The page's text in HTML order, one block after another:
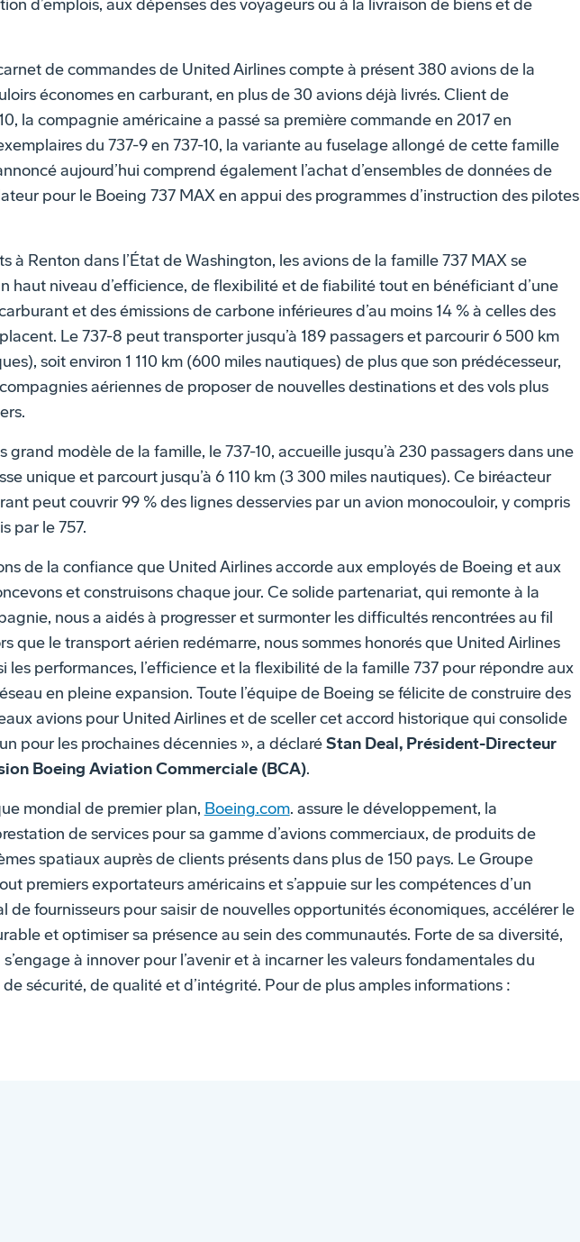
d’emplois, aux dépenses des voyageurs ou à la livraison de biens et de
de commandes de United Airlines compte à présent 380 avions de la
économes en carburant, en plus de 30 avions déjà livrés. Client de
la compagnie américaine a passé sa première commande en 2017 en
du 737-9 en 737-10, la variante au fuselage allongé de cette famille
aujourd’hui comprend également l’achat d’ensembles de données de
pour le Boeing 737 MAX en appui des programmes d’instruction des pilotes
à Renton dans l’État de Washington, les avions de la famille 737 MAX se
haut niveau d’efficience, de flexibilité et de fiabilité tout en bénéficiant d’une
et des émissions de carbone inférieures d’au moins 14 % à celles des
Le 737-8 peut transporter jusqu’à 189 passagers et parcourir 6 500 km
soit environ 1 110 km (600 miles nautiques) de plus que son prédécesseur,
aériennes de proposer de nouvelles destinations et des vols plus
grand modèle de la famille, le 737-10, accueille jusqu’à 230 passagers dans une
unique et parcourt jusqu’à 6 110 km (3 300 miles nautiques). Ce biréacteur
peut couvrir 99 % des lignes desservies par un avion monocouloir, y compris
par le 757.
de la confiance que United Airlines accorde aux employés de Boeing et aux
et construisons chaque jour. Ce solide partenariat, qui remonte à la
nous a aidés à progresser et surmonter les difficultés rencontrées au fil
que le transport aérien redémarre, nous sommes honorés que United Airlines
les performances, l’efficience et la flexibilité de la famille 737 pour répondre aux
en pleine expansion. Toute l’équipe de Boeing se félicite de construire des
avions pour United Airlines et de sceller cet accord historique qui consolide
pour les prochaines décennies », a déclaréStan Deal, Président-Directeur
Boeing Aviation Commerciale (BCA).
mondial de premier plan, Boeing.com. assure le développement, la
de services pour sa gamme d’avions commerciaux, de produits de
spatiaux auprès de clients présents dans plus de 150 pays. Le Groupe
premiers exportateurs américains et s’appuie sur les compétences d’un
de fournisseurs pour saisir de nouvelles opportunités économiques, accélérer le
et optimiser sa présence au sein des communautés. Forte de sa diversité,
à innover pour l’avenir et à incarner les valeurs fondamentales du
sécurité, de qualité et d’intégrité. Pour de plus amples informations :